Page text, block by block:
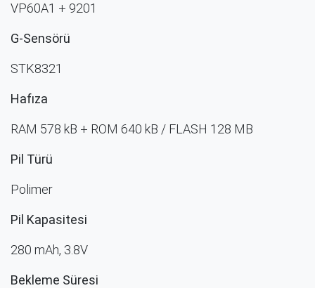
VP60A1 + 9201
G-Sensörü
STK8321
Hafıza
RAM 578 kB + ROM 640 kB / FLASH 128 MB
Pil Türü
Polimer
Pil Kapasitesi
280 mAh, 3.8V
Bekleme Süresi